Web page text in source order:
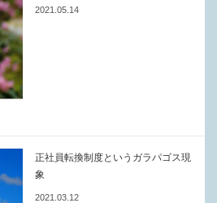
2021.05.14
正社員転換制度というガラパゴス現
象
2021.03.12